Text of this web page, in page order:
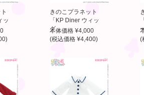
ッ
きのこプラネット
「KP Diner ウィッ
グ」
本体価格 ¥4,000
(税込価格 ¥4,400)
(